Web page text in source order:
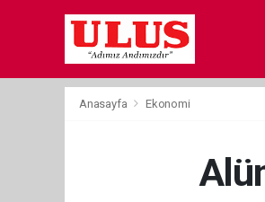
Anasayfa Ekonomi